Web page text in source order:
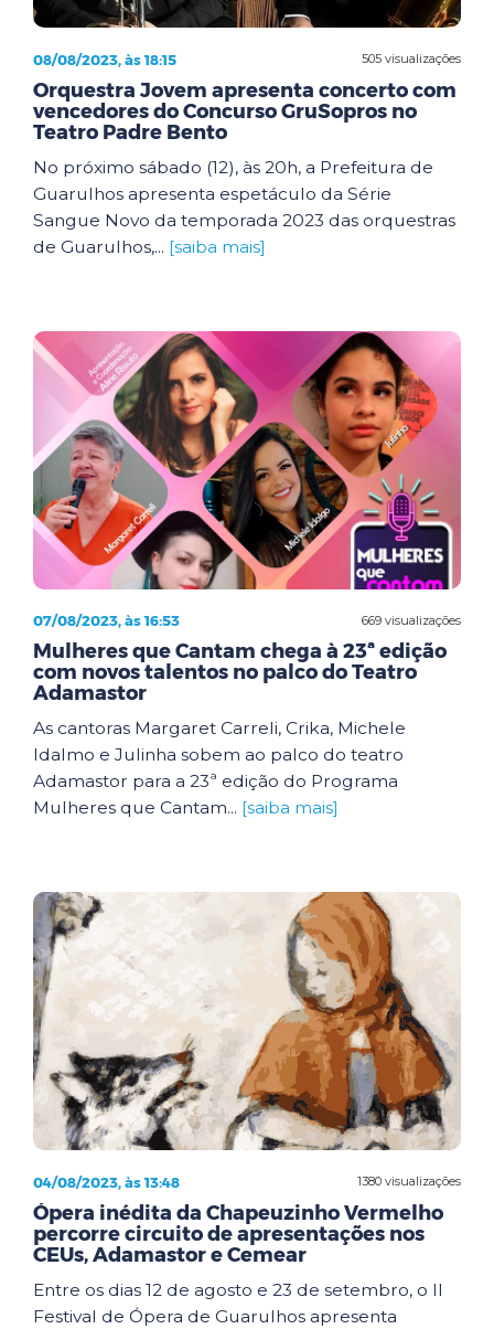
505 visualizações
08/08/2023, às 18:15
Orquestra Jovem apresenta concerto com
vencedores do Concurso GruSopros no
Teatro Padre Bento
No próximo sábado (12), às 20h, a Prefeitura de
Guarulhos apresenta espetáculo da Série
Sangue Novo da temporada 2023 das orquestras
de Guarulhos,... [saiba mais]
669 visualizações
07/08/2023, às 16:53
Mulheres que Cantam chega à 23ª edição
com novos talentos no palco do Teatro
Adamastor
As cantoras Margaret Carreli, Crika, Michele
Idalmo e Julinha sobem ao palco do teatro
Adamastor para a 23ª edição do Programa
Mulheres que Cantam... [saiba mais]
1380 visualizações
04/08/2023, às 13:48
Ópera inédita da Chapeuzinho Vermelho
percorre circuito de apresentações nos
CEUs, Adamastor e Cemear
Entre os dias 12 de agosto e 23 de setembro, o II
Festival de Ópera de Guarulhos apresenta